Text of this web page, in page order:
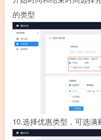
的类型
10.选择优惠类型，可选满